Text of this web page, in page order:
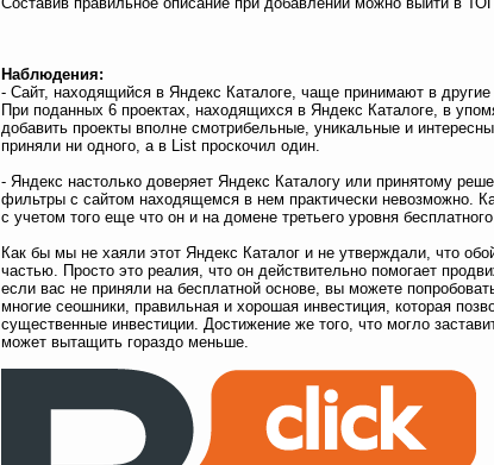
Наблюдения:
- Сайт, находящийся в Яндекс Каталоге, чаще принимают в другие
При поданных 6 проектах, находящихся в Яндекс Каталоге, в
добавить проекты вполне смотрибельные, уникальные и
приняли ни одного, а в List проскочил один.
- Яндекс настолько доверяет Яндекс Каталогу или принятому
фильтры с сайтом находящемся в нем практически невозможно.
с учетом того еще что он и на домене третьего уровня
Как бы мы не хаяли этот Яндекс Каталог и не утверждали, что
частью. Просто это реалия, что он действительно помогает
если вас не приняли на бесплатной основе, вы можете
многие сеошники, правильная и хорошая инвестиция, которая
существенные инвестиции. Достижение же того, что могло
может вытащить гораздо меньше.